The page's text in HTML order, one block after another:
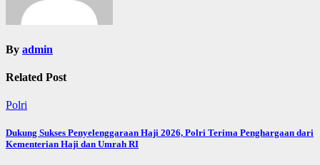
By admin
Related Post
Polri
Dukung Sukses Penyelenggaraan Haji 2026, Polri Terima Penghargaan dari
Kementerian Haji dan Umrah RI